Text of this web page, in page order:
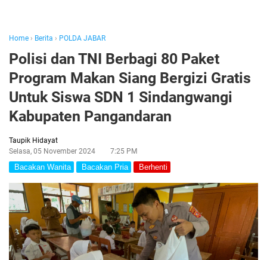
Home › Berita › POLDA JABAR
Polisi dan TNI Berbagi 80 Paket
Program Makan Siang Bergizi Gratis
Untuk Siswa SDN 1 Sindangwangi
Kabupaten Pangandaran
Taupik Hidayat
Selasa, 05 November 2024
7:25 PM
Bacakan Wanita Bacakan Pria Berhenti